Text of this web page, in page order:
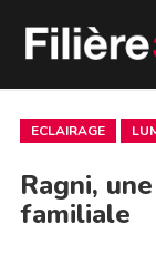
ECLAIRAGE
Ragni,
familiale